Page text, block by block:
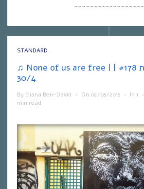
~~~~~~~~~~~~~~~~~~
STANDARD
♫ None of us are free | אחת ששומעת #178 |
30/4
By Eliana Ben-David • On 02/05/2015 • In •
1
min read